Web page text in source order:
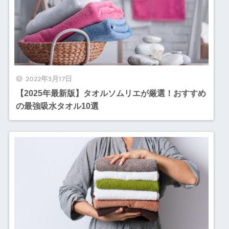
2022年3月17日
【2025年最新版】タオルソムリエが厳選！おすすめ
の最強吸水タオル10選